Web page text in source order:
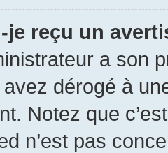
je reçu un
a son
dérogé à
Notez que
n’est pas